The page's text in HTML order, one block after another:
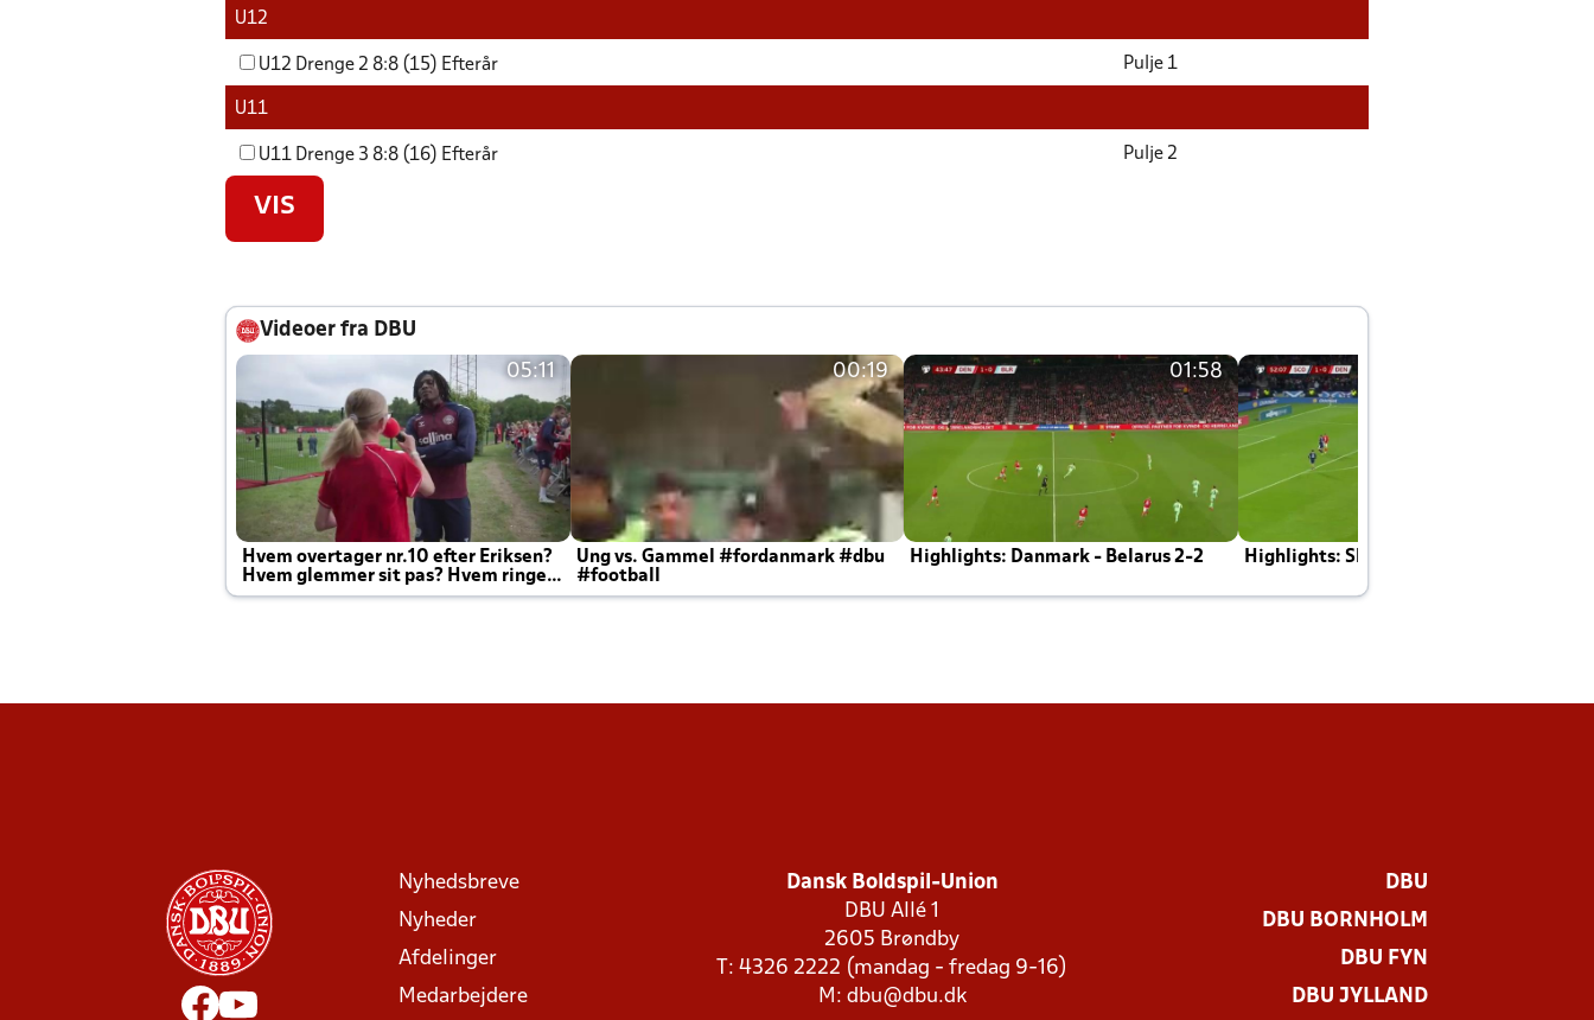
U12
U12 Drenge 2 8:8 (15) Efterår Pulje 1
U11
U11 Drenge 3 8:8 (16) Efterår Pulje 2
VIS
Videoer fra DBU
05:11
Hvem overtager nr.10 efter Eriksen?
Hvem glemmer sit pas? Hvem ringer
Joachim altid til efter kampe?
00:19
Ung vs. Gammel #fordanmark #dbu
#football
01:58
Highlights: Danmark - Belarus 2-2 Highlights: Skotland - Danmark 4-2
Nyhedsbreve
Nyheder
Afdelinger
Medarbejdere
Dansk Boldspil-Union
DBU Allé 1
2605 Brøndby
T: 4326 2222 (mandag - fredag 9-16)
M: dbu@dbu.dk
DBU
DBU BORNHOLM
DBU FYN
DBU JYLLAND